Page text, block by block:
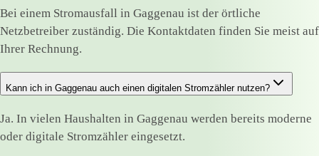
Bei einem Stromausfall in Gaggenau ist der örtliche
Netzbetreiber zuständig. Die Kontaktdaten finden Sie meist auf
Ihrer Rechnung.
Kann ich in Gaggenau auch einen digitalen Stromzähler nutzen?
Ja. In vielen Haushalten in Gaggenau werden bereits moderne
oder digitale Stromzähler eingesetzt.